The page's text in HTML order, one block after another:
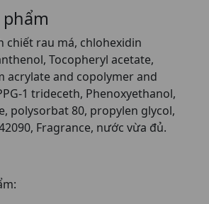
chiết rau má, chlohexidin
Tocopheryl acetate,
acrylate and copolymer and
1 trideceth, Phenoxyethanol,
polysorbat 80, propylen glycol,
Fragrance, nước vừa đủ.